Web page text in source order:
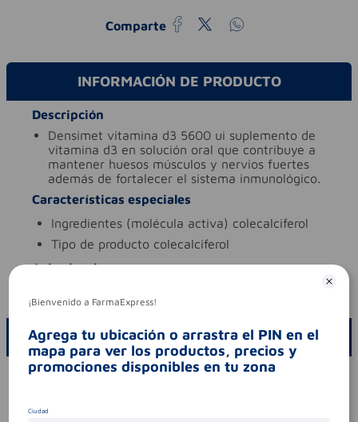
Comparte
INFORMACIÓN DE PRODUCTO
Descripción
densimet vitamina d3 5600 ui suplemento de
vitamina d3 en solución oral que contribuye a
mantener huesos músculos y nervios fuertes
además de fortalecer el sistema inmunológico.
Características especiales
ingredientes (molécula activa) colecalciferol
tipo de producto colecalciferol
Aviso legal
ESCRIBE UN COMENTARIO
Por favor, inicie sesión para escribir un comentario
¡Bienvenido a FarmaExpress!
Agrega tu ubicación o arrastra el PIN en el
mapa para ver los productos, precios y
promociones disponibles en tu zona
Ciudad